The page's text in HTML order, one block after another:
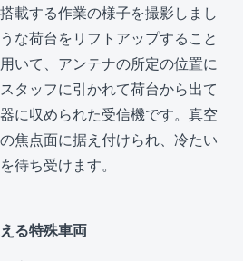
載する作業の様子を撮影しまし
な荷台をリフトアップすること
いて、アンテナの所定の位置に
タッフに引かれて荷台から出て
に収められた受信機です。真空
焦点面に据え付けられ、冷たい
待ち受けます。
る特殊車両